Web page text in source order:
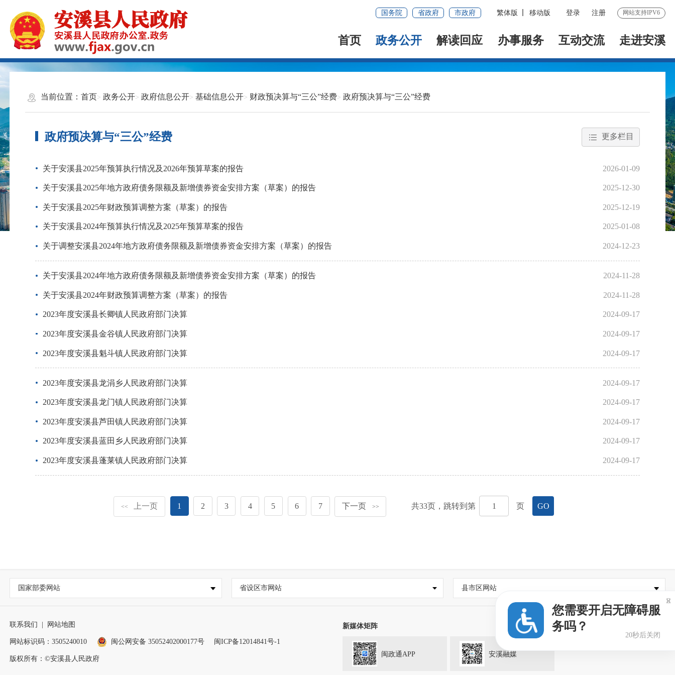
国务院 省政府 市政府 繁体版 移动版 登录 注册 网站支持IPV6
首页 政务公开 解读回应 办事服务 互动交流 走进安溪
当前位置： 首页 政务公开 政府信息公开 基础信息公开 财政预决算与“三公”经费 政府预决算与“三公”经费
政府预决算与“三公”经费 更多栏目
关于安溪县2025年预算执行情况及2026年预算草案的报告 2026-01-09
关于安溪县2025年地方政府债务限额及新增债券资金安排方案（草案）的报告 2025-12-30
关于安溪县2025年财政预算调整方案（草案）的报告 2025-12-19
关于安溪县2024年预算执行情况及2025年预算草案的报告 2025-01-08
关于调整安溪县2024年地方政府债务限额及新增债券资金安排方案（草案）的报告 2024-12-23
关于安溪县2024年地方政府债务限额及新增债券资金安排方案（草案）的报告 2024-11-28
关于安溪县2024年财政预算调整方案（草案）的报告 2024-11-28
2023年度安溪县长卿镇人民政府部门决算 2024-09-17
2023年度安溪县金谷镇人民政府部门决算 2024-09-17
2023年度安溪县魁斗镇人民政府部门决算 2024-09-17
2023年度安溪县龙涓乡人民政府部门决算 2024-09-17
2023年度安溪县龙门镇人民政府部门决算 2024-09-17
2023年度安溪县芦田镇人民政府部门决算 2024-09-17
2023年度安溪县蓝田乡人民政府部门决算 2024-09-17
2023年度安溪县蓬莱镇人民政府部门决算 2024-09-17
<< 上一页 1 2 3 4 5 6 7 下一页 >> 共33页，跳转到第 页 GO
国家部委网站 省设区市网站 县市区网站
联系我们 | 网站地图
网站标识码：3505240010 闽公网安备 35052402000177号 闽ICP备12014841号-1
版权所有：©安溪县人民政府
新媒体矩阵
闽政通APP 安溪融媒
您需要开启无障碍服
务吗？
19秒后关闭
